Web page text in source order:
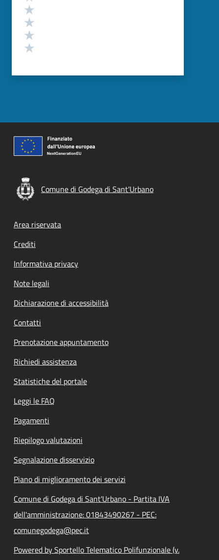
Comune di Godega di Sant'Urbano
Footer menu
Area riservata
Crediti
Informativa privacy
Note legali
Dichiarazione di accessibilità
Contatti
Prenotazione appuntamento
Richiedi assistenza
Statistiche del portale
Leggi le FAQ
Pagamenti
Riepilogo valutazioni
Segnalazione disservizio
Piano di miglioramento dei servizi
Comune di Godega di Sant'Urbano - Partita IVA
dell'amministrazione: 01843490267 - PEC:
comunegodega@pec.it
Powered by Sportello Telematico Polifunzionale (v.